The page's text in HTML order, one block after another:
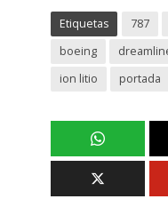
Etiquetas 787
boeing
ion litio
portada